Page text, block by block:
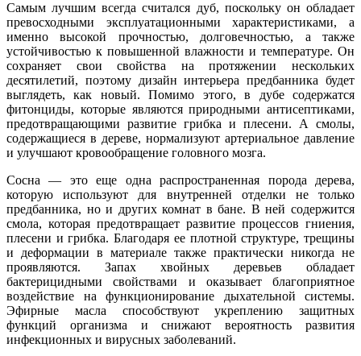
Самым лучшим всегда считался дуб, поскольку он обладает
превосходными эксплуатационными характеристиками, а
именно высокой прочностью, долговечностью, а также
устойчивостью к повышенной влажности и температуре. Он
сохраняет свои свойства на протяжении нескольких
десятилетий, поэтому дизайн интерьера предбанника будет
выглядеть, как новый. Помимо этого, в дубе содержатся
фитонциды, которые являются природными антисептиками,
предотвращающими развитие грибка и плесени. А смолы,
содержащиеся в дереве, нормализуют артериальное давление
и улучшают кровообращение головного мозга.
Сосна — это еще одна распространенная порода дерева,
которую используют для внутренней отделки не только
предбанника, но и других комнат в бане. В ней содержится
смола, которая предотвращает развитие процессов гниения,
плесени и грибка. Благодаря ее плотной структуре, трещины
и деформации в материале также практически никогда не
проявляются. Запах хвойных деревьев обладает
бактерицидными свойствами и оказывает благоприятное
воздействие на функционирование дыхательной системы.
Эфирные масла способствуют укреплению защитных
функций организма и снижают вероятность развития
инфекционных и вирусных заболеваний.